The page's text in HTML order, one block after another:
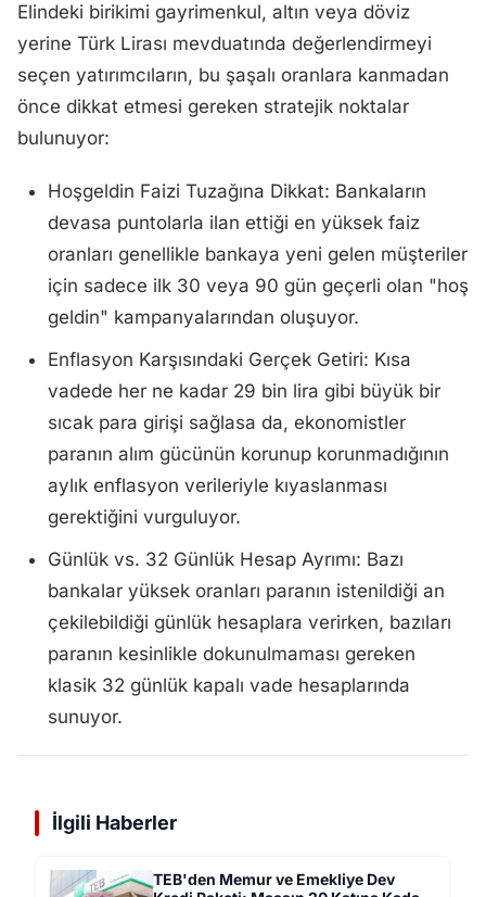
Elindeki birikimi gayrimenkul, altın veya döviz
yerine Türk Lirası mevduatında değerlendirmeyi
seçen yatırımcıların, bu şaşalı oranlara kanmadan
önce dikkat etmesi gereken stratejik noktalar
bulunuyor:
Hoşgeldin Faizi Tuzağına Dikkat: Bankaların
devasa puntolarla ilan ettiği en yüksek faiz
oranları genellikle bankaya yeni gelen müşteriler
için sadece ilk 30 veya 90 gün geçerli olan "hoş
geldin" kampanyalarından oluşuyor.
Enflasyon Karşısındaki Gerçek Getiri: Kısa
vadede her ne kadar 29 bin lira gibi büyük bir
sıcak para girişi sağlasa da, ekonomistler
paranın alım gücünün korunup korunmadığının
aylık enflasyon verileriyle kıyaslanması
gerektiğini vurguluyor.
Günlük vs. 32 Günlük Hesap Ayrımı: Bazı
bankalar yüksek oranları paranın istenildiği an
çekilebildiği günlük hesaplara verirken, bazıları
paranın kesinlikle dokunulmaması gereken
klasik 32 günlük kapalı vade hesaplarında
sunuyor.
İlgili Haberler
TEB'den Memur ve Emekliye Dev